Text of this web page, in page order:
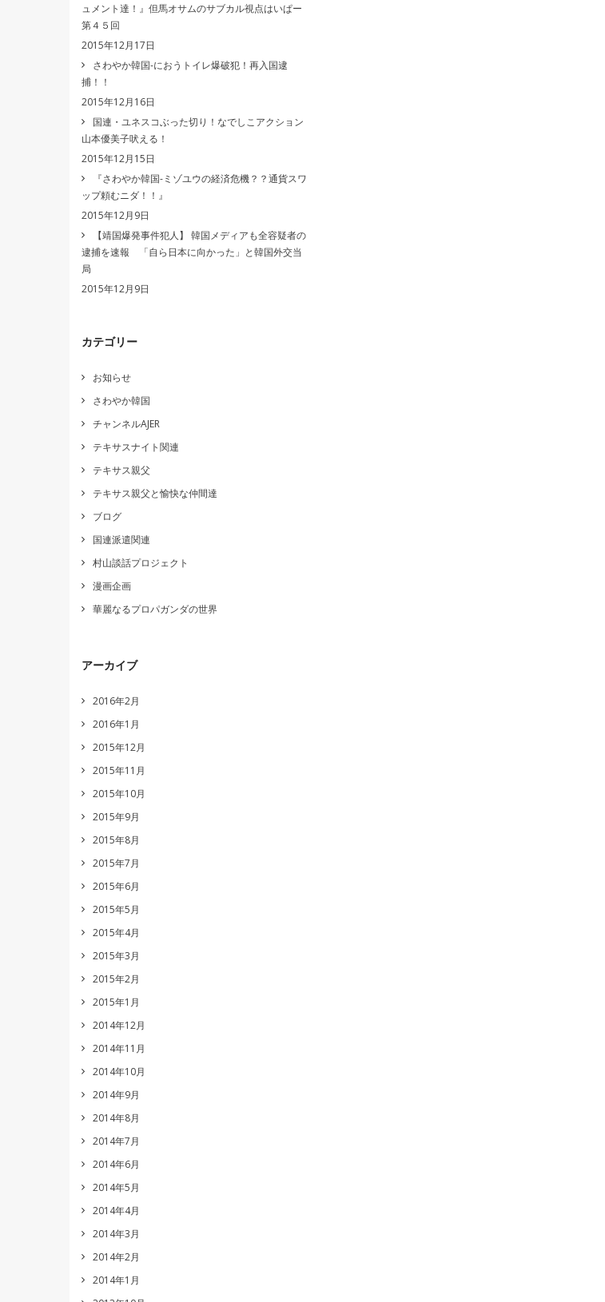
ュメント達！』但馬オサムのサブカル視点はいぱー
第４５回
2015年12月17日
さわやか韓国-におうトイレ爆破犯！再入国逮
捕！！
2015年12月16日
国連・ユネスコぶった切り！なでしこアクション
山本優美子吠える！
2015年12月15日
『さわやか韓国-ミゾユウの経済危機？？通貨スワ
ップ頼むニダ！！』
2015年12月9日
【靖国爆発事件犯人】 韓国メディアも全容疑者の
逮捕を速報 「自ら日本に向かった」と韓国外交当
局
2015年12月9日
カテゴリー
お知らせ
さわやか韓国
チャンネルAJER
テキサスナイト関連
テキサス親父
テキサス親父と愉快な仲間達
ブログ
国連派遣関連
村山談話プロジェクト
漫画企画
華麗なるプロパガンダの世界
アーカイブ
2016年2月
2016年1月
2015年12月
2015年11月
2015年10月
2015年9月
2015年8月
2015年7月
2015年6月
2015年5月
2015年4月
2015年3月
2015年2月
2015年1月
2014年12月
2014年11月
2014年10月
2014年9月
2014年8月
2014年7月
2014年6月
2014年5月
2014年4月
2014年3月
2014年2月
2014年1月